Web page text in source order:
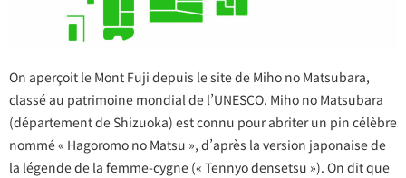
On aperçoit le Mont Fuji depuis le site de Miho no Matsubara,
classé au patrimoine mondial de l’UNESCO. Miho no Matsubara
(département de Shizuoka) est connu pour abriter un pin célèbre
nommé « Hagoromo no Matsu », d’après la version japonaise de
la légende de la femme-cygne (« Tennyo densetsu »). On dit que